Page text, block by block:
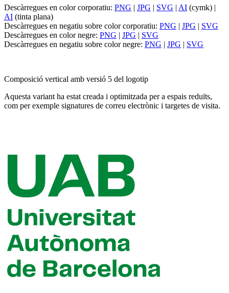
Descàrregues en color corporatiu: PNG | JPG | SVG | AI (cymk) |
AI (tinta plana)
Descàrregues en negatiu sobre color corporatiu: PNG | JPG | SVG
Descàrregues en color negre: PNG | JPG | SVG
Descàrregues en negatiu sobre color negre: PNG | JPG | SVG
Composició vertical amb versió 5 del logotip
Aquesta variant ha estat creada i optimitzada per a espais reduïts,
com per exemple signatures de correu electrònic i targetes de visita.